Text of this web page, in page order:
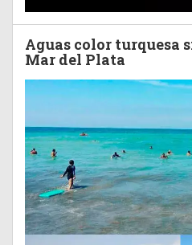
Aguas color turquesa
Mar del Plata